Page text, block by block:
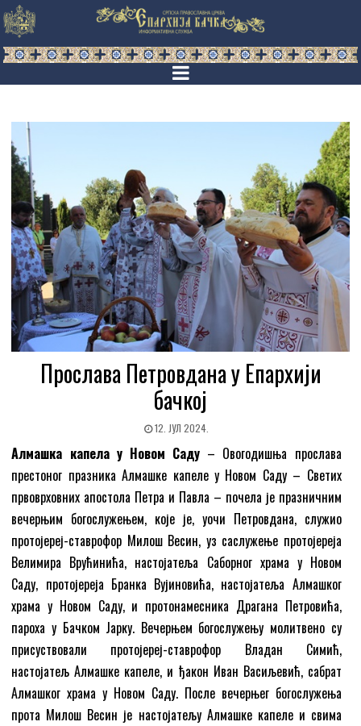
Прослава Петровдана у Епархији
бачкој
12. ЈУЛ 2024.
Алмашка капела у Новом Саду – Овогодишња прослава
престоног празника Алмашке капеле у Новом Саду – Светих
првоврховних апостола Петра и Павла – почела је празничним
вечерњим богослужењем, које је, уочи Петровдана, служио
протојереј-ставрофор Милош Весин, уз саслужење протојереја
Велимира Врућинића, настојатеља Саборног храма у Новом
Саду, протојереја Бранка Вујиновића, настојатеља Алмашког
храма у Новом Саду, и протонамесника Драгана Петровића,
пароха у Бачком Јарку. Вечерњем богослужењу молитвено су
присуствовали протојереј-ставрофор Владан Симић,
настојатељ Алмашке капеле, и ђакон Иван Васиљевић, сабрат
Алмашког храма у Новом Саду. После вечерњег богослужења
прота Милош Весин је настојатељу Алмашке капеле и свима